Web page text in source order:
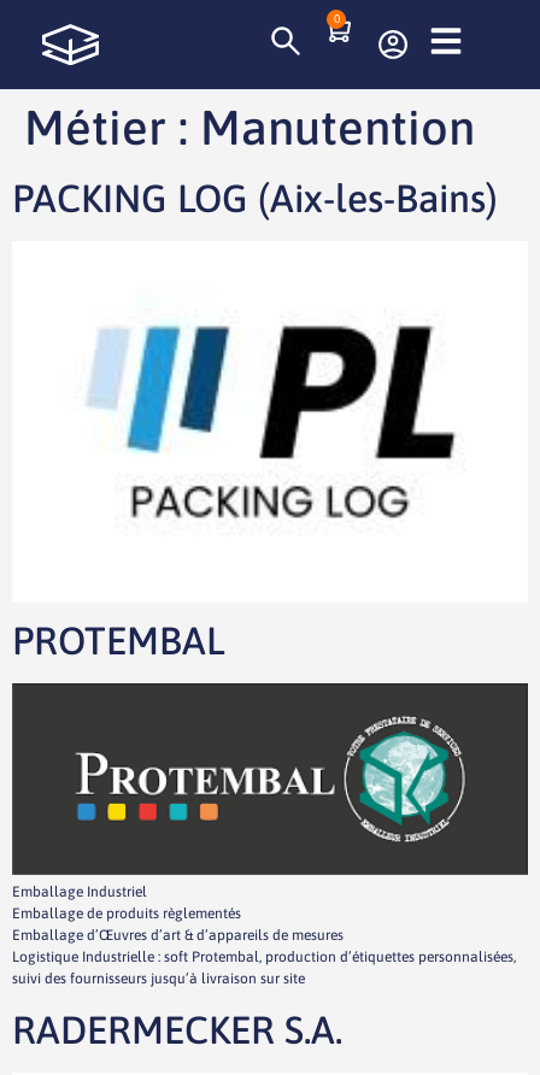
0
Métier : Manutention
PACKING LOG (Aix-les-Bains)
PROTEMBAL
Emballage Industriel
Emballage de produits règlementés
Emballage d’Œuvres d’art & d’appareils de mesures
Logistique Industrielle : soft Protembal, production d’étiquettes personnalisées,
suivi des fournisseurs jusqu’à livraison sur site
RADERMECKER S.A.